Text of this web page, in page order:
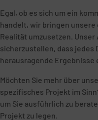
Egal, ob es sich um ein
handelt, wir bringen unsere
Realität umzusetzen.
sicherzustellen, dass jedes
herausragende Ergebnisse
Möchten Sie mehr über
spezifisches Projekt im
um Sie ausführlich zu
Projekt zu legen.